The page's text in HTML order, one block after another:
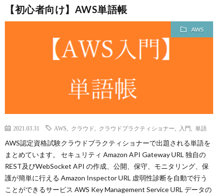
MAIL
【初心者向け】AWS単語帳
AWS
2021.03.31 AWS クラウド クラウドプラクティショナー 入門 単語
AWS認定資格試験クラウドプラクティショナーで出題される単語を
まとめています。 セキュリティ Amazon API Gateway URL 独自の
REST及びWebSocket API の作成、公開、保守、モニタリング、保
護が簡単に行える Amazon Inspector URL 虚弱性診断を自動で行う
ことができるサービス AWS Key Management Service URL データの